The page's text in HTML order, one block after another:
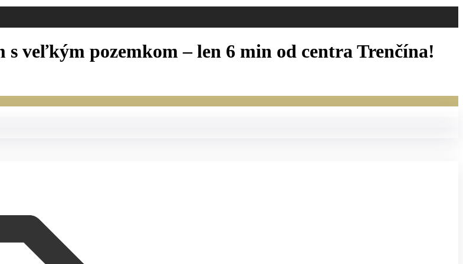
veľkým pozemkom – len 6 min od centra Trenčína!